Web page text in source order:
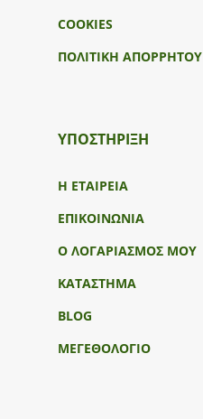
COOKIES
ΠΟΛΙΤΙΚΗ ΑΠΟΡΡΗΤΟΥ
ΥΠΟΣΤΉΡΙΞΗ
Η ΕΤΑΙΡΕΙΑ
ΕΠΙΚΟΙΝΩΝΙΑ
Ο ΛΟΓΑΡΙΑΣΜΟΣ ΜΟΥ
ΚΑΤΑΣΤΗΜΑ
BLOG
ΜΕΓΕΘΟΛΟΓΙΟ